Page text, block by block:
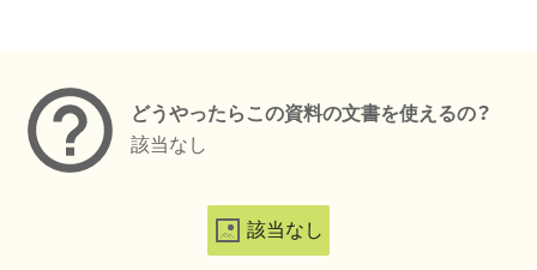
どうやったらこの資料の文書を使えるの？
該当なし
該当なし